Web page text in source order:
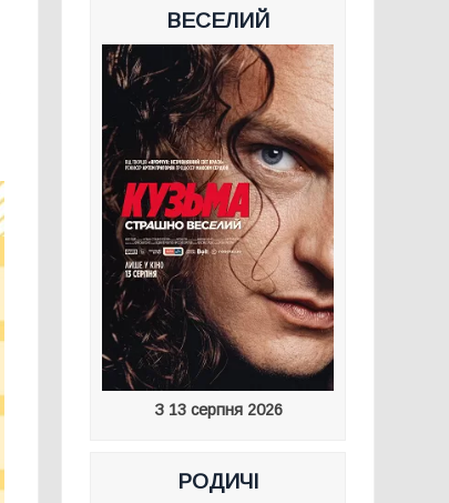
ВЕСЕЛИЙ
З 13 серпня 2026
РОДИЧІ